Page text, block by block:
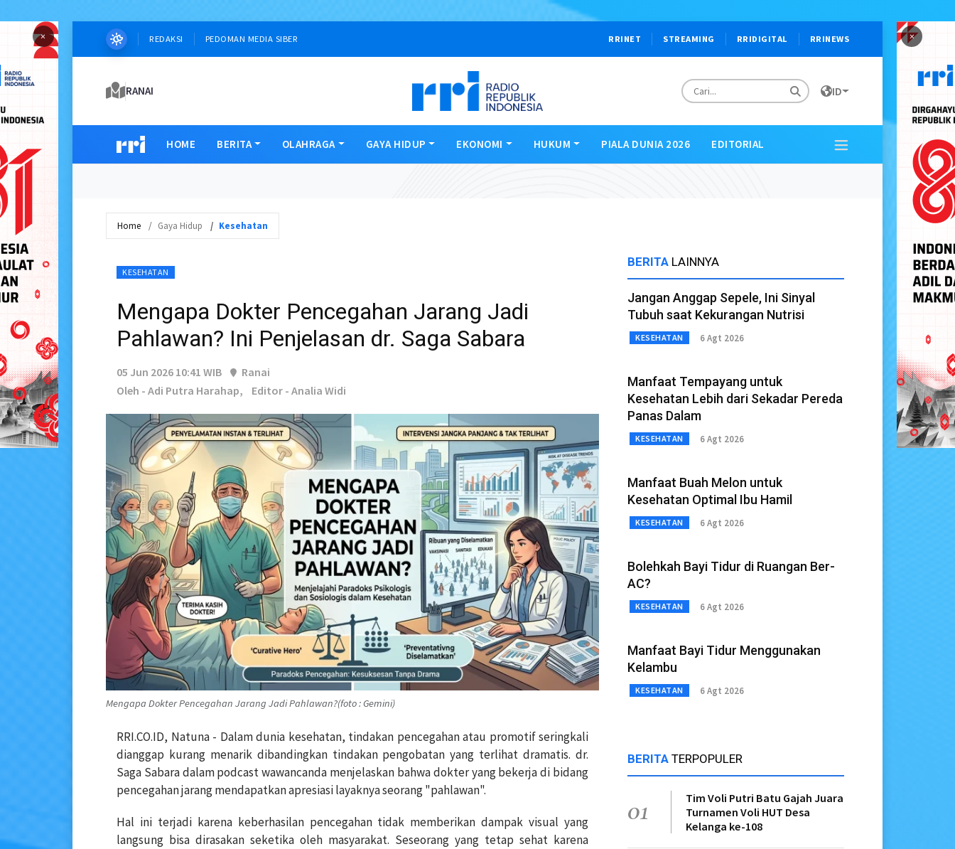
× ×
REDAKSI PEDOMAN MEDIA SIBER RRINET STREAMING RRIDIGITAL RRINEWS
RANAI ID
HOME BERITA OLAHRAGA GAYA HIDUP EKONOMI HUKUM PIALA DUNIA 2026 EDITORIAL
Home Gaya Hidup Kesehatan
KESEHATAN
Mengapa Dokter Pencegahan Jarang Jadi
Pahlawan? Ini Penjelasan dr. Saga Sabara
05 Jun 2026 10:41 WIB
Ranai
Oleh - Adi Putra Harahap,
Editor - Analia Widi
Mengapa Dokter Pencegahan Jarang Jadi Pahlawan?(foto : Gemini)
RRI.CO.ID, Natuna - Dalam dunia kesehatan, tindakan pencegahan atau promotif seringkali
dianggap kurang menarik dibandingkan tindakan pengobatan yang terlihat dramatis. dr.
Saga Sabara dalam podcast wawancanda menjelaskan bahwa dokter yang bekerja di bidang
pencegahan jarang mendapatkan apresiasi layaknya seorang "pahlawan".
Hal ini terjadi karena keberhasilan pencegahan tidak memberikan dampak visual yang
langsung bisa dirasakan seketika oleh masyarakat. Seseorang yang tetap sehat karena
BERITA LAINNYA
Jangan Anggap Sepele, Ini Sinyal
Tubuh saat Kekurangan Nutrisi
KESEHATAN 6 Agt 2026
Manfaat Tempayang untuk
Kesehatan Lebih dari Sekadar Pereda
Panas Dalam
KESEHATAN 6 Agt 2026
Manfaat Buah Melon untuk
Kesehatan Optimal Ibu Hamil
KESEHATAN 6 Agt 2026
Bolehkah Bayi Tidur di Ruangan Ber-
AC?
KESEHATAN 6 Agt 2026
Manfaat Bayi Tidur Menggunakan
Kelambu
KESEHATAN 6 Agt 2026
BERITA TERPOPULER
01
Tim Voli Putri Batu Gajah Juara
Turnamen Voli HUT Desa
Kelanga ke-108